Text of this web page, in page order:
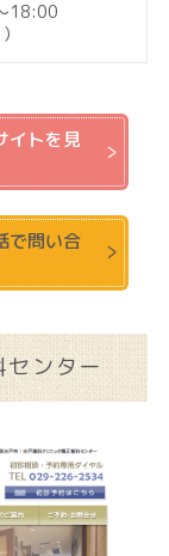
18:00
イトを見
で問い合
ンター